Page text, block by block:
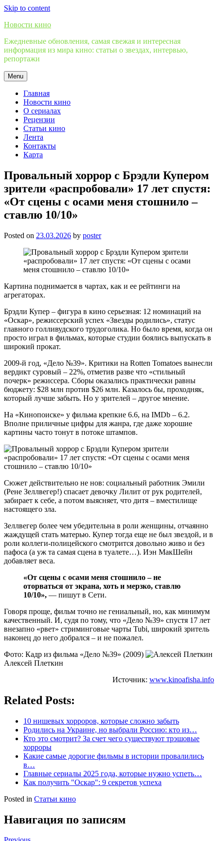
Skip to content
Новости кино
Ежедневные обновления, самая свежая и интересная
информация из мира кино: статьи о звездах, интервью,
репортажи
Menu
Главная
Новости кино
О сериалах
Рецензии
Статьи кино
Лента
Контакты
Карта
Провальный хоррор с Брэдли Купером
зрители «распробовали» 17 лет спустя:
«От сцены с осами меня стошнило –
ставлю 10/10»
Posted on 23.03.2026 by poster
Картина поднимается в чартах, как и ее рейтинги на
агрегаторах.
Брэдли Купер – фигура в кино серьезная: 12 номинаций на
«Оскар», режиссерский успех «Звезды родились», статус
главного голливудского трудоголика. Но было время, когда он
просто играл в фильмах, которые студии боялись выпускать в
широкий прокат.
2009-й год, «Дело №39». Критики на Rotten Tomatoes вынесли
вердикт суровый – 22%, отметив разве что «стильный
почерк» режиссера. Сборы оказались практически равны
бюджету: $28 млн против $26 млн. Казалось бы, проходняк,
который лучше забыть. Но у зрителей – другое мнение.
На «Кинопоиске» у фильма крепкие 6.6, на IMDb – 6.2.
Вполне приличные цифры для жанра, где даже хорошие
картины часто тонут в потоке штампов.
Сюжет действительно не нов: социальный работник Эмили
(Рене Зеллвегер!) спасает девочку Лилит от рук родителей,
забирает к себе, а потом выясняет, что дитя – вместилище
настоящего зла.
Зеллвегер более чем убедительна в роли женщины, отчаянно
жаждущей стать матерью. Купер тогда еще не был звездой, и в
роли коллеги-полицейского смотрится довольно живо и без
пафоса (а уж та самая сцена в туалете…). Иэн МакШейн
добавляет веса.
«От сцены с осами меня стошнило – не
оторваться от экрана, хоть и мерзко, ставлю
10/10», — пишут в Сети.
Говоря проще, фильм точно не гениальный, но, как минимум
качественный. И, судя по тому, что «Дело №39» спустя 17 лет
внезапно «рвет» стриминговые чарты Tubi, широкий зритель
наконец до него добрался – и не пожалел.
Фото: Кадр из фильма «Дело №39» (2009)
Алексей Плеткин
Источник: www.kinoafisha.info
Related Posts:
10 нишевых хорроров, которые сложно забыть
Родились на Украине, но выбрали Россию: кто из…
Кто это смотрит? За счет чего существуют трэшовые
хорроры
Какие самые дорогие фильмы в истории провалились
в…
Главные сериалы 2025 года, которые нужно успеть…
Как получить "Оскар": 9 секретов успеха
Posted in Статьи кино
Навигация по записям